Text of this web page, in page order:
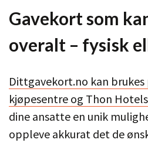
Gavekort som
overalt – fysisk
Dittgavekort.no kan brukes
kjøpesentre og Thon
dine ansatte en unik
oppleve akkurat det de